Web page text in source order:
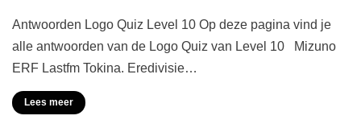
Quiz
Antwoorden
Level
Antwoorden Logo Quiz Level 10 Op deze pagina vind je
alle antwoorden van de Logo Quiz van Level 10 Mizuno
ERF Lastfm Tokina. Eredivisie…
Lees meer